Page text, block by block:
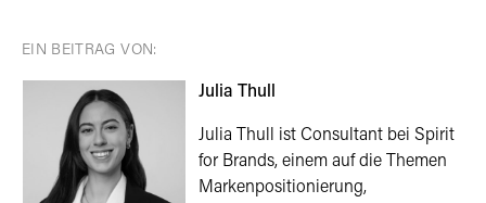
EIN BEITRAG VON:
Julia Thull
Julia Thull ist Consultant bei Spirit
for Brands, einem auf die Themen
Markenpositionierung,